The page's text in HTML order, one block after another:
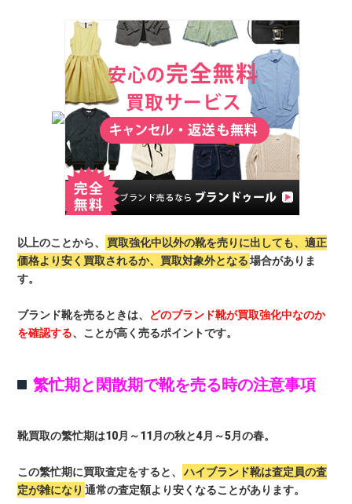
以上のことから、
買取強化中以外の靴を売りに出しても、適正
価格より安く買取されるか、買取対象外となる 場合がありま
す。
ブランド靴を売るときは、 どのブランド靴が買取強化中なのか
を確認する、ことが高く売るポイントです。
繁忙期と閑散期で靴を売る時の注意事項
靴買取の繁忙期は10月～11月の秋と4月～5月の春。
この繁忙期に買取査定をすると、
ハイブランド靴は査定員の査
定が雑になり 通常の査定額より安くなることがあります。